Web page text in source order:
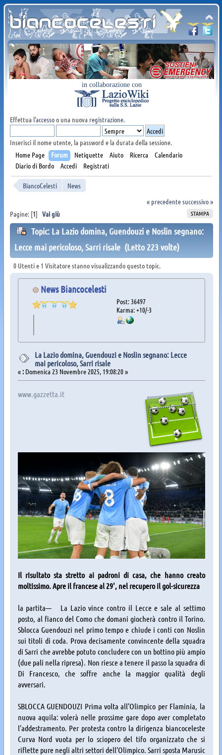
in collaborazione con
Effettua l'accessoo una nuova registrazione.
Inserisci il nome utente, la password e la durata della sessione.
Home Page
Forum Netiquette Aiuto Ricerca
Calendario
Diario di Bordo
Accedi Registrati
BiancoCelesti
News
« precedentesuccessivo »
STAMPA
Pagine: [1] Vai giù
Topic: La Lazio domina, Guendouzi e Noslin segnano:
Lecce mai pericoloso, Sarri risale (Letto 223 volte)
0 Utenti e 1 Visitatore stanno visualizzando questo topic.
News Biancocelesti
Post: 36497
Karma: +10/-3
La Lazio domina, Guendouzi e Noslin segnano: Lecce
mai pericoloso, Sarri risale
«:Domenica 23 Novembre 2025, 19:08:20 »
www.gazzetta.it
Il risultato sta stretto ai padroni di casa, che hanno creato
moltissimo. Apre il francese al 29', nel recupero il gol-sicurezza
la partita— La Lazio vince contro il Lecce e sale al settimo
posto, al fianco del Como che domani giocherà contro il Torino.
Sblocca Guendouzi nel primo tempo e chiude i conti con Noslin
sui titoli di coda. Prova decisamente convincente della squadra
di Sarri che avrebbe potuto concludere con un bottino più ampio
(due pali nella ripresa). Non riesce a tenere il passo la squadra di
Di Francesco, che soffre anche la maggior qualità degli
avversari.
SBLOCCA GUENDOUZI Prima volta all’Olimpico per Flaminia, la
nuova aquila: volerà nelle prossime gare dopo aver completato
l’addestramento. Per protesta contro la dirigenza biancoceleste
Curva Nord vuota per lo sciopero del tifo organizzato che si
riflette pure negli altri settori dell’Olimpico. Sarri sposta Marusic